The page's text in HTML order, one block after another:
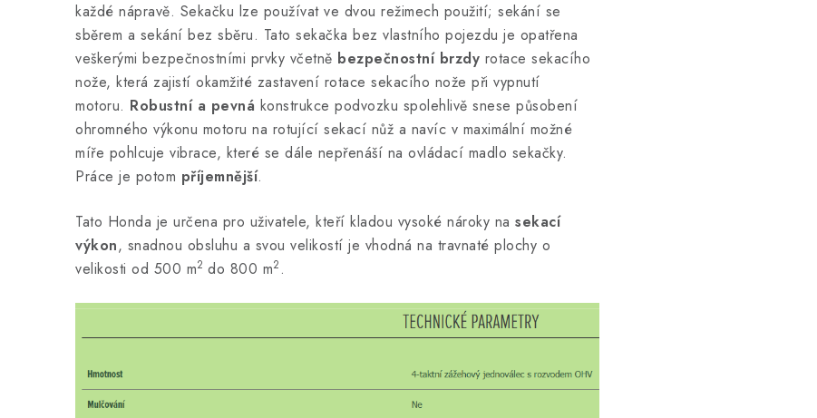
každé nápravě. Sekačku lze používat ve dvou režimech použití; sekání se
sběrem a sekání bez sběru. Tato sekačka bez vlastního pojezdu je opatřena
veškerými bezpečnostními prvky včetně bezpečnostní brzdy rotace sekacího
nože, která zajistí okamžité zastavení rotace sekacího nože při vypnutí
motoru. Robustní a pevná konstrukce podvozku spolehlivě snese působení
ohromného výkonu motoru na rotující sekací nůž a navíc v maximální možné
míře pohlcuje vibrace, které se dále nepřenáší na ovládací madlo sekačky.
Práce je potom příjemnější.
Tato Honda je určena pro uživatele, kteří kladou vysoké nároky na sekací
výkon, snadnou obsluhu a svou velikostí je vhodná na travnaté plochy o
velikosti od 500 m2 do 800 m2 .